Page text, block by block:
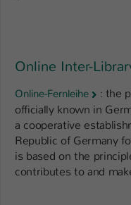
Online Inter-
Online-Fernleihe : the
officially known in
a cooperative
Republic of Germany
is based on the
contributes to and